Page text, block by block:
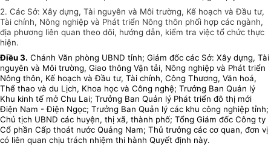
2. Các Sở: Xây dựng, Tài nguyên và Môi trường, Kế hoạch và Đầu tư,
Tài chính, Nông nghiệp và Phát triển Nông thôn phối hợp các ngành,
địa phương liên quan theo dõi, hướng dẫn, kiểm tra việc tổ chức thực
hiện.
Điều 3. Chánh Văn phòng UBND tỉnh; Giám đốc các Sở: Xây dựng, Tài
nguyên và Môi trường, Giao thông Vận tải, Nông nghiệp và Phát triển
Nông thôn, Kế hoạch và Đầu tư, Tài chính, Công Thương, Văn hoá,
Thể thao và du Lịch, Khoa học và Công nghệ; Trưởng Ban Quản lý
Khu kinh tế mở Chu Lai; Trưởng Ban Quản lý Phát triển đô thị mới
Điện Nam - Điện Ngọc; Trưởng Ban Quản lý các khu công nghiệp tỉnh;
Chủ tịch UBND các huyện, thị xã, thành phố; Tổng Giám đốc Công ty
Cổ phần Cấp thoát nước Quảng Nam; Thủ trưởng các cơ quan, đơn vị
có liên quan chịu trách nhiệm thi hành Quyết định này.